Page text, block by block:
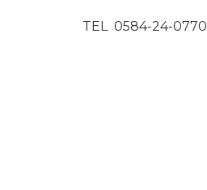
TEL 0584-24-0770